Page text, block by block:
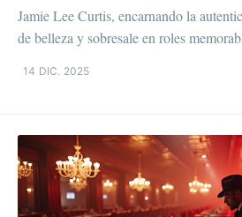
Jamie Lee Curtis, encarnando la
de belleza y sobresale en roles
14 DIC. 2025